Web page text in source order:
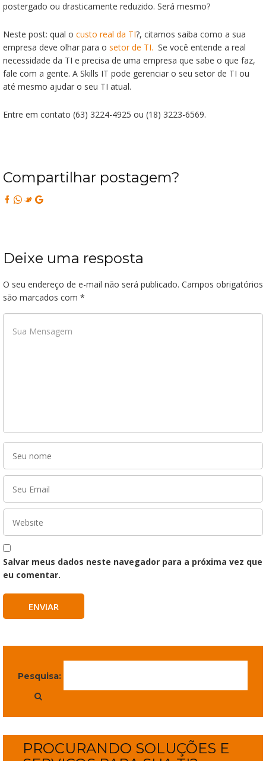
postergado ou drasticamente reduzido. Será mesmo?
Neste post: qual o custo real da TI?, citamos saiba como a sua
empresa deve olhar para o setor de TI. Se você entende a real
necessidade da TI e precisa de uma empresa que sabe o que faz,
fale com a gente. A Skills IT pode gerenciar o seu setor de TI ou
até mesmo ajudar o seu TI atual.
Entre em contato (63) 3224-4925 ou (18) 3223-6569.
Compartilhar postagem?
Deixe uma resposta
O seu endereço de e-mail não será publicado. Campos obrigatórios
são marcados com *
Salvar meus dados neste navegador para a próxima vez que
eu comentar.
Pesquisa:
PROCURANDO SOLUÇÕES E